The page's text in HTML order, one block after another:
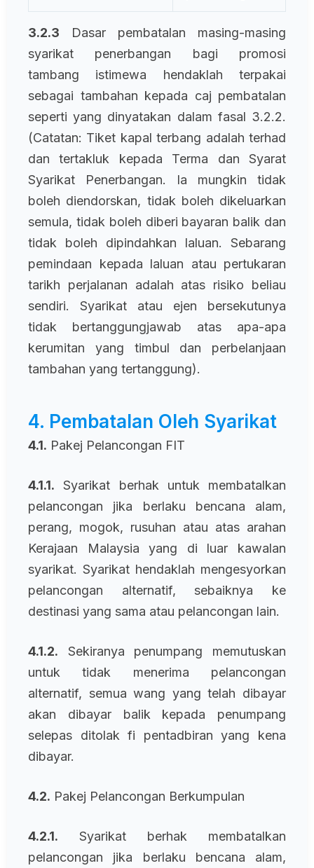
3.2.3 Dasar pembatalan masing-masing
syarikat penerbangan bagi promosi
tambang istimewa hendaklah terpakai
sebagai tambahan kepada caj pembatalan
seperti yang dinyatakan dalam fasal 3.2.2.
(Catatan: Tiket kapal terbang adalah terhad
dan tertakluk kepada Terma dan Syarat
Syarikat Penerbangan. Ia mungkin tidak
boleh diendorskan, tidak boleh dikeluarkan
semula, tidak boleh diberi bayaran balik dan
tidak boleh dipindahkan laluan. Sebarang
pemindaan kepada laluan atau pertukaran
tarikh perjalanan adalah atas risiko beliau
sendiri. Syarikat atau ejen bersekutunya
tidak bertanggungjawab atas apa-apa
kerumitan yang timbul dan perbelanjaan
tambahan yang tertanggung).
4. Pembatalan Oleh Syarikat
4.1. Pakej Pelancongan FIT
4.1.1. Syarikat berhak untuk membatalkan
pelancongan jika berlaku bencana alam,
perang, mogok, rusuhan atau atas arahan
Kerajaan Malaysia yang di luar kawalan
syarikat. Syarikat hendaklah mengesyorkan
pelancongan alternatif, sebaiknya ke
destinasi yang sama atau pelancongan lain.
4.1.2. Sekiranya penumpang memutuskan
untuk tidak menerima pelancongan
alternatif, semua wang yang telah dibayar
akan dibayar balik kepada penumpang
selepas ditolak fi pentadbiran yang kena
dibayar.
4.2. Pakej Pelancongan Berkumpulan
4.2.1. Syarikat berhak membatalkan
pelancongan jika berlaku bencana alam,